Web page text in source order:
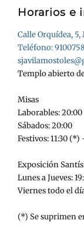
Horarios e
Calle Orquídea, 5,
Teléfono:
Templo abierto
Misas
Laborables: 20:00
Sábados: 20:00
Festivos: 11:30
Exposición
Lunes a Jueves:
Viernes todo el
(*) Se suprimen